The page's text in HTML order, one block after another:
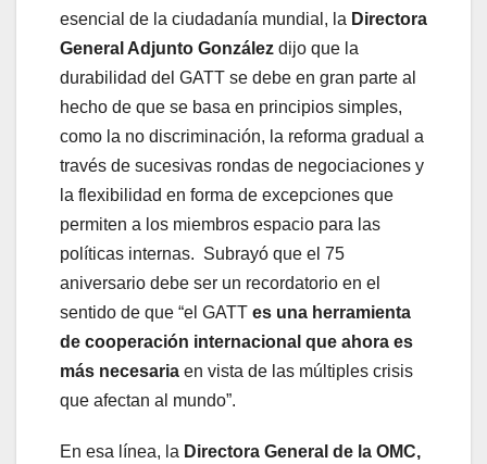
esencial de la ciudadanía mundial, la Directora
General Adjunto González dijo que la
durabilidad del GATT se debe en gran parte al
hecho de que se basa en principios simples,
como la no discriminación, la reforma gradual a
través de sucesivas rondas de negociaciones y
la flexibilidad en forma de excepciones que
permiten a los miembros espacio para las
políticas internas. Subrayó que el 75
aniversario debe ser un recordatorio en el
sentido de que “el GATT es una herramienta
de cooperación internacional que ahora es
más necesaria en vista de las múltiples crisis
que afectan al mundo”.
En esa línea, la Directora General de la OMC,